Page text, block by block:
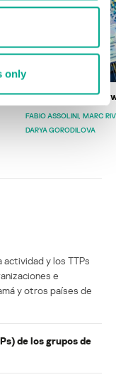
only
Estado del
FABIO ASSOLINI MARC
DARYA GORODILOVA
y los TTPs
e
y otros países de
de los grupos de